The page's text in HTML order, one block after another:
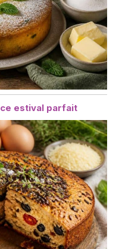
estival parfait